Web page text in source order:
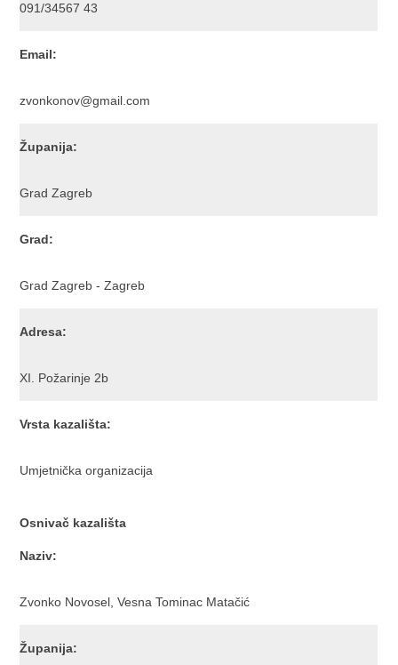
091/34567 43
Email:
zvonkonov@gmail.com
Županija:
Grad Zagreb
Grad:
Grad Zagreb - Zagreb
Adresa:
XI. Požarinje 2b
Vrsta kazališta:
Umjetnička organizacija
Osnivač kazališta
Naziv:
Zvonko Novosel, Vesna Tominac Matačić
Županija: